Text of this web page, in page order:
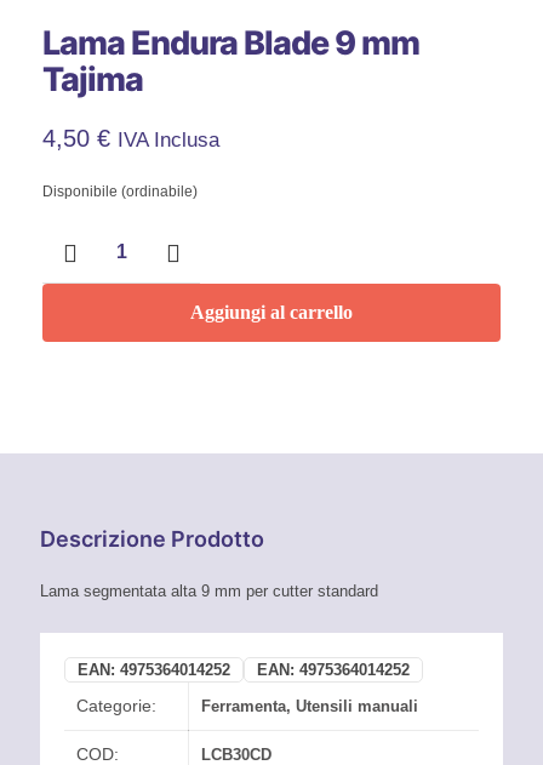
Lama Endura Blade 9 mm
Tajima
4,50 € IVA Inclusa
Disponibile (ordinabile)
Blade
Tajima
Aggiungi al carrello
Descrizione Prodotto
Lama segmentata alta 9 mm per cutter standard
EAN: 4975364014252 EAN: 4975364014252
Categorie: Ferramenta, Utensili manuali
COD: LCB30CD